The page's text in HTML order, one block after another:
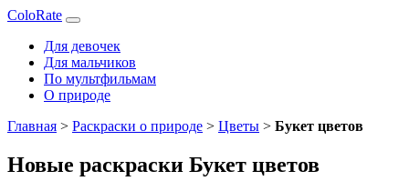
ColoRate
Для девочек
Для мальчиков
По мультфильмам
О природе
Главная > Раскраски о природе > Цветы > Букет цветов
Новые раскраски Букет цветов